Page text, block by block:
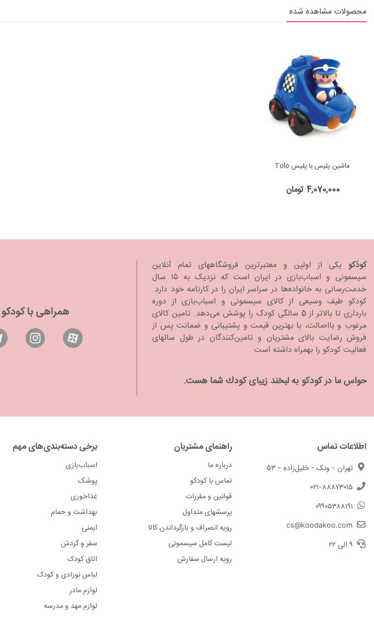
محصولات مشاهده شده
ماشین پلیس با پلیس Tolo
4,070,000 تومان
کودَکو یکی از اولین و معتبرترین فروشگاههای تمام آنلاین
سیسمونی و اسباب‌بازی در ایران است که نزدیک به ۱۵ سال
خدمت‌رسانی به خانواده‌ها در سراسر ایران را در کارنامه خود دارد.
كودكو طیف وسیعی از کالای سیسمونی و اسباب‌بازی از دوره
بارداری تا بالاتر از 5 سالگی کودک را پوشش می‌دهد. تامین کالای
مرغوب و بااصالت، با بهترین قیمت و پشتیبانی و ضمانت پس از
فروش رضایت بالای مشتریان و تامین‌کنندگان در طول سالهای
فعالیت کودکو را بهمراه داشته است.
حواس ما در كودكو به لبخند زیبای كودك شما هست.
همراهی با کودکو
اطلاعات تماس
تهران - ونک - خلیل‌زاده - ۵۳
۰۲۱-۸۸۸۷۳۰۱۵
۰۹۹۰۵۳۸۸۱۹۱
cs@koodakoo.com
۹ الی ۲۲
راهنمای مشتریان
درباره ما
تماس با کودکو
قوانین و مقررات
پرسشهای متداول
رویه انصراف و بازگرداندن کالا
لیست کامل سیسمونی
رویه ارسال سفارش
برخی دسته‌بندی‌های مهم
اسباب‌بازی
پوشک
غذاخوری
بهداشت و حمام
ایمنی
سفر و گردش
اتاق کودک
لباس نوزادی و کودک
لوازم مادر
لوازم مهد و مدرسه